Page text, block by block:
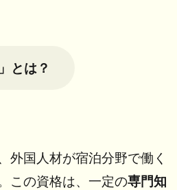
とは？
外国人材が宿泊分野で働く
この資格は、一定の専門知